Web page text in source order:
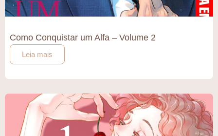
Como Conquistar um Alfa – Volume 2
Leia mais